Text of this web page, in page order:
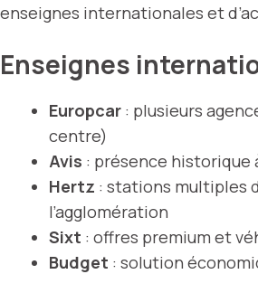
enseignes internationales et
Enseignes
Europcar : plusieurs
centre)
Avis : présence historique
Hertz : stations multiples
l’agglomération
Sixt : offres premium et
Budget : solution